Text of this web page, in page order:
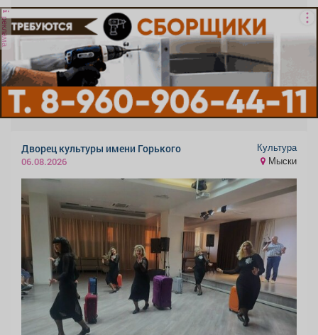
реклама
Дворец культуры имени Горького
06.08.2026
Культура
Мыски